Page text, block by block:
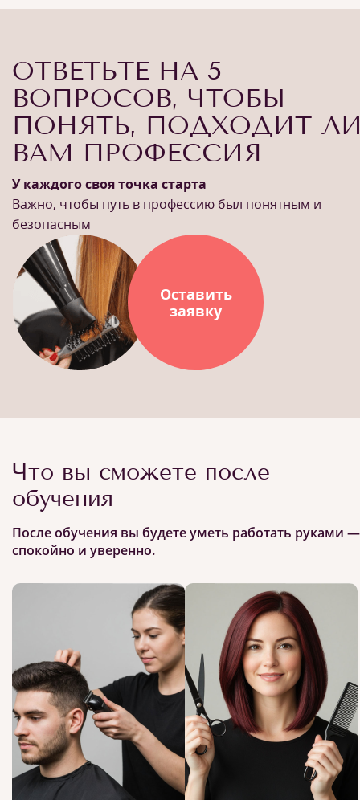
ОТВЕТЬТЕ НА 5
ВОПРОСОВ, ЧТОБЫ
ПОНЯТЬ, ПОДХОДИТ
ВАМ ПРОФЕССИЯ
У каждого своя точка старта
Важно, чтобы путь в профессию был понятным и
безопасным
Оставить
заявку
Что вы сможете после
обучения
После обучения вы будете уметь работать руками —
спокойно и уверенно.